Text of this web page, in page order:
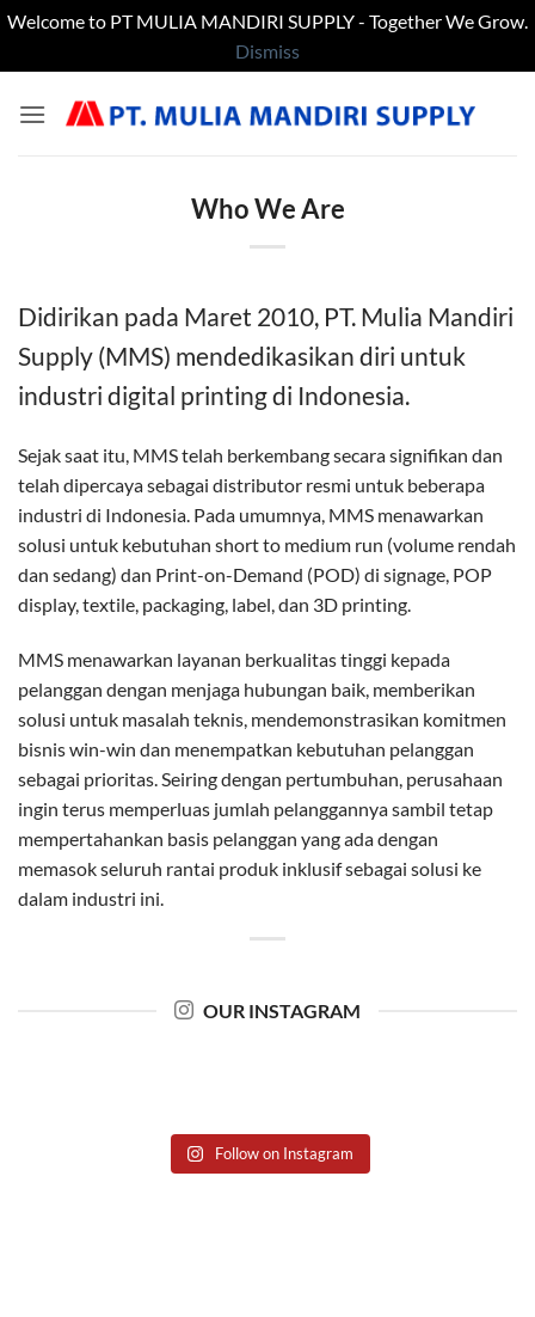
Welcome to PT MULIA MANDIRI SUPPLY - Together We Grow.
Dismiss
Who We Are
Didirikan pada Maret 2010, PT. Mulia Mandiri
Supply (MMS) mendedikasikan diri untuk
industri digital printing di Indonesia.
Sejak saat itu, MMS telah berkembang secara signifikan dan
telah dipercaya sebagai distributor resmi untuk beberapa
industri di Indonesia. Pada umumnya, MMS menawarkan
solusi untuk kebutuhan short to medium run (volume rendah
dan sedang) dan Print-on-Demand (POD) di signage, POP
display, textile, packaging, label, dan 3D printing.
MMS menawarkan layanan berkualitas tinggi kepada
pelanggan dengan menjaga hubungan baik, memberikan
solusi untuk masalah teknis, mendemonstrasikan komitmen
bisnis win-win dan menempatkan kebutuhan pelanggan
sebagai prioritas. Seiring dengan pertumbuhan, perusahaan
ingin terus memperluas jumlah pelanggannya sambil tetap
mempertahankan basis pelanggan yang ada dengan
memasok seluruh rantai produk inklusif sebagai solusi ke
dalam industri ini.
OUR INSTAGRAM
Follow on Instagram